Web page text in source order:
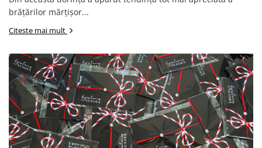
brățărilor mărțișor...
Citeste mai mult